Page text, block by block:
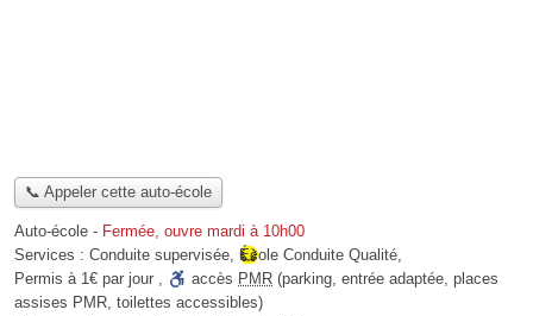
📞 Appeler cette auto-école
Auto-école - Fermée, ouvre mardi à 10h00
Services : Conduite supervisée, École Conduite Qualité,
Permis à 1€ par jour , accès PMR (parking, entrée adaptée, places
assises PMR, toilettes accessibles)